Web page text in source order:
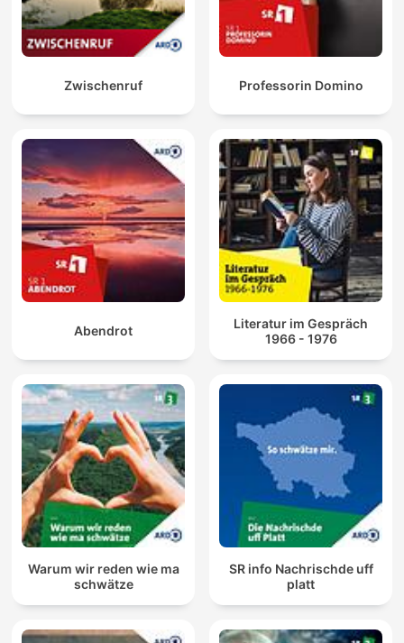
Zwischenruf Professorin Domino
Abendrot
Literatur im Gespräch
1966 - 1976
Warum wir reden wie ma
schwätze
SR info Nachrischde uff
platt